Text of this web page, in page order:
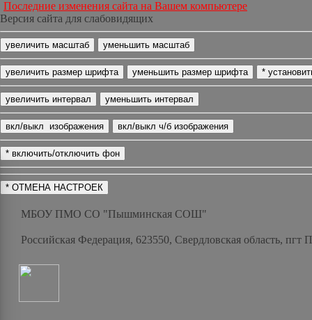
Последние изменения сайта на Вашем компьютере
Версия сайта для слабовидящих
МБОУ ПМО СО "Пышминская СОШ"
Российская Федерация, 623550, Свердловская область,